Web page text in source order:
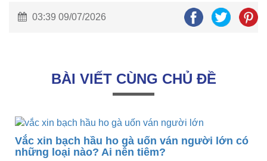
03:39 09/07/2026
BÀI VIẾT CÙNG CHỦ ĐỀ
Vắc xin bạch hầu ho gà uốn ván người lớn có
những loại nào? Ai nên tiêm?